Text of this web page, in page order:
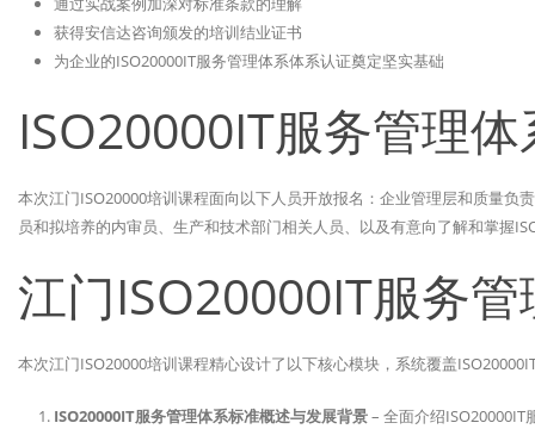
获得安信达咨询颁发的培训结业证书
为企业的ISO20000IT服务管理体系体系认证奠定坚实基础
ISO20000IT服务管理
本次江门ISO20000培训课程面向以下人员开放报名：企业管理层和质量负
员和拟培养的内审员、生产和技术部门相关人员、以及有意向了解和掌握
江门ISO20000IT服务
本次江门ISO20000培训课程精心设计了以下核心模块，系统覆盖
ISO20000IT服务管理体系标准概述与发展背景– 全面介绍